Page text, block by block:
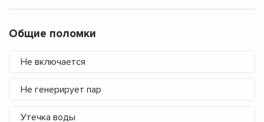
Общие поломки
Не включается
Не генерирует пар
Утечка воды